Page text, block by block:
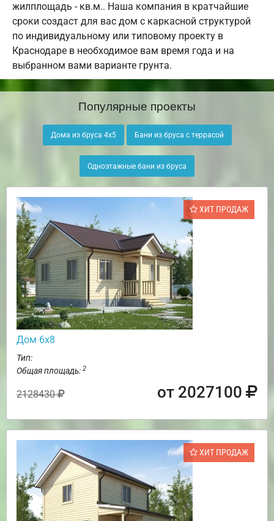
жилплощадь - кв.м.. Наша компания в кратчайшие
сроки создаст для вас дом с каркасной структурой
по индивидуальному или типовому проекту в
Краснодаре в необходимое вам время года и на
выбранном вами варианте грунта.
Популярные проекты
Дома из бруса 4х5 Бани из бруса с террасой
Одноэтажные бани из бруса
ХИТ ПРОДАЖ
Дом 6х8
Тип:
Общая площадь: 2
2128430 от 2027100
ХИТ ПРОДАЖ